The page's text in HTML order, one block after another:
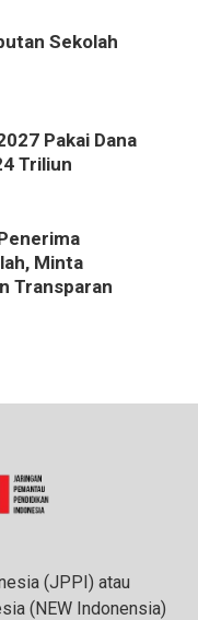
Sekolah
Pakai Dana
Triliun
Minta
Transparan
(JPPI) atau
(NEW Indonensia)